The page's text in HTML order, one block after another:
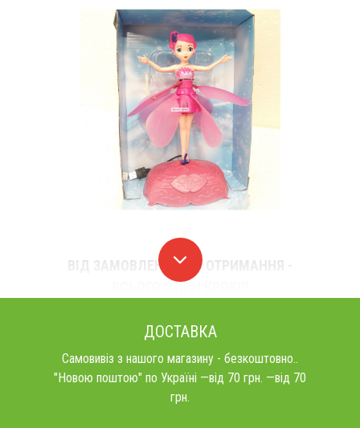
ВІД ЗАМОВЛЕННЯ ДО ОТРИМАННЯ -
ВСЬОГО ОДИН КРОК!!!
ДОСТАВКА
Самовивіз з нашого магазину - безкоштовно..
"Новою поштою" по Україні —від 70 грн. —від 70
грн.